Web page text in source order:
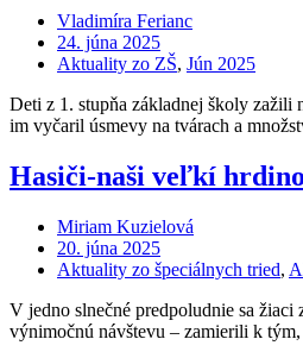
Vladimíra Ferianc
24. júna 2025
Aktuality zo ZŠ, Jún 2025
Deti z 1. stupňa základnej školy zažili
im vyčaril úsmevy na tvárach a
Hasiči-naši veľkí
Miriam Kuzielová
20. júna 2025
Aktuality zo špeciálnych tried,
V jedno slnečné predpoludnie sa žiaci
výnimočnú návštevu – zamierili k